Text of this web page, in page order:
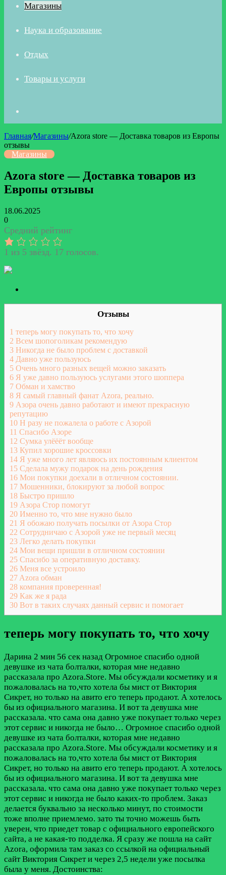
Магазины
Наука и образование
Отдых
Товары и услуги
Главная/Магазины/Azora store — Доставка товаров из Европы
отзывы
Магазины
Azora store — Доставка товаров из
Европы отзывы
18.06.2025
0
Средний рейтинг
1 из 5 звёзд. 17 голосов.
Отзывы
1 теперь могу покупать то, что хочу
2 Всем шопоголикам рекомендую
3 Никогда не было проблем с доставкой
4 Давно уже пользуюсь
5 Очень много разных вещей можно заказать
6 Я уже давно пользуюсь услугами этого шоппера
7 Обман и хамство
8 Я самый главный фанат Azora, реально.
9 Азора очень давно работают и имеют прекрасную
репутацию
10 Н разу не пожалела о работе с Азорой
11 Спасибо Азоре
12 Сумка улёёёт вообще
13 Купил хорошие кроссовки
14 Я уже много лет являюсь их постоянным клиентом
15 Сделала мужу подарок на день рождения
16 Мои покупки доехали в отличном состоянии.
17 Мошенники, блокируют за любой вопрос
18 Быстро пришло
19 Азора Стор помогут
20 Именно то, что мне нужно было
21 Я обожаю получать посылки от Азора Стор
22 Сотрудничаю с Азорой уже не первый месяц
23 Легко делать покупки
24 Мои вещи пришли в отличном состоянии
25 Спасибо за оперативную доставку.
26 Меня все устроило
27 Azora обман
28 компания проверенная!
29 Как же я рада
30 Вот в таких случаях данный сервис и помогает
теперь могу покупать то, что хочу
Дарина 2 мин 56 сек назад Огромное спасибо одной
девушке из чата болталки, которая мне недавно
рассказала про Azora.Store. Мы обсуждали косметику и я
пожаловалась на то,что хотела бы мист от Виктория
Сикрет, но только на авито его теперь продают. А хотелось
бы из официального магазина. И вот та девушка мне
рассказала. что сама она давно уже покупает только через
этот сервис и никогда не было… Огромное спасибо одной
девушке из чата болталки, которая мне недавно
рассказала про Azora.Store. Мы обсуждали косметику и я
пожаловалась на то,что хотела бы мист от Виктория
Сикрет, но только на авито его теперь продают. А хотелось
бы из официального магазина. И вот та девушка мне
рассказала. что сама она давно уже покупает только через
этот сервис и никогда не было каких-то проблем. Заказ
делается буквально за несколько минут, по стоимости
тоже вполне приемлемо. зато ты точно можешь быть
уверен, что приедет товар с официального европейского
сайта, а не какая-то подделка. Я сразу же пошла на сайт
Azora, оформила там заказ со ссылкой на официальный
сайт Виктория Сикрет и через 2,5 недели уже посылка
была у меня. Достоинства: